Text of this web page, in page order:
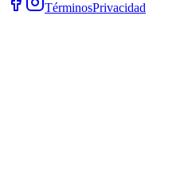
TérminosPrivacidad